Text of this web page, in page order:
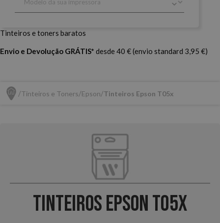
Tinteiros e toners baratos
Envio e Devolução GRÁTIS* desde 40 € (envio standard 3,95 €)
Tinteiros e Toners Epson Tinteiros Epson T05x
Tinteiros Epson T05x